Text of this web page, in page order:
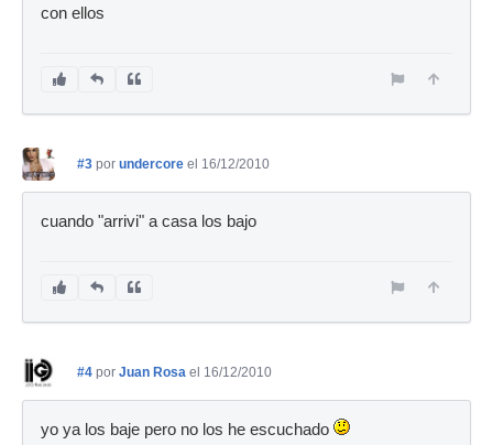
con ellos
#3 por undercore el 16/12/2010
cuando "arrivi" a casa los bajo
#4 por Juan Rosa el 16/12/2010
yo ya los baje pero no los he escuchado